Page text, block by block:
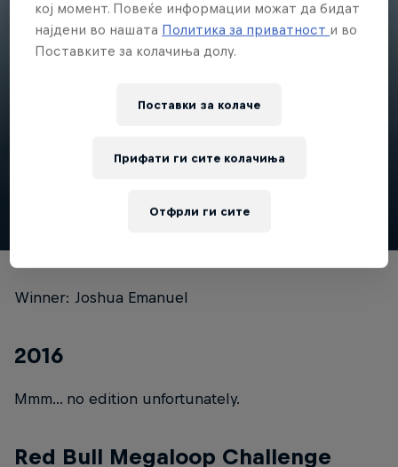
Winner: Joshua Emanuel
2016
Mmm... no edition unfortunately.
Red Bull Megaloop Challenge
кој момент. Повеќе информации можат да бидат
најдени во нашата Политика за приватност и во
Поставките за колачиња долу.
Поставки за колачe
Отфрли ги сите
Прифати ги сите колачиња